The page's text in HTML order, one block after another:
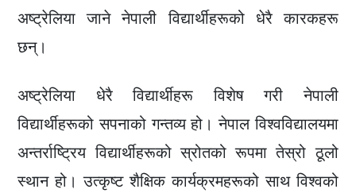
अष्ट्रेलिया जाने नेपाली विद्यार्थीहरूको धेरै कारकहरू
छन्।
अष्ट्रेलिया धेरै विद्यार्थीहरू विशेष गरी नेपाली
विद्यार्थीहरूको सपनाको गन्तव्य हो। नेपाल विश्वविद्यालयमा
अन्तर्राष्ट्रिय विद्यार्थीहरूको स्रोतको रूपमा तेस्रो ठूलो
स्थान हो। उत्कृष्ट शैक्षिक कार्यक्रमहरूको साथ विश्वको